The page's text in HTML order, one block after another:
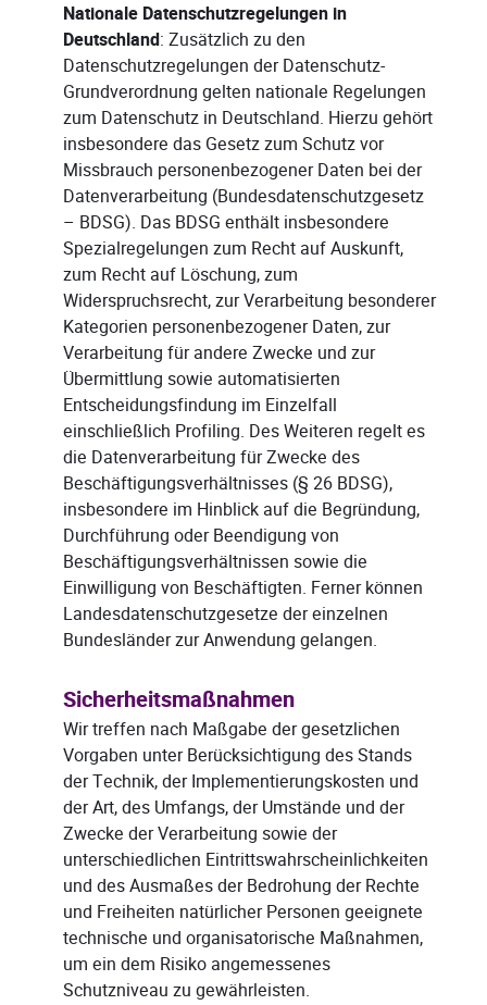
Nationale Datenschutzregelungen in
Deutschland: Zusätzlich zu den
Datenschutzregelungen der Datenschutz-
Grundverordnung gelten nationale Regelungen
zum Datenschutz in Deutschland. Hierzu gehört
insbesondere das Gesetz zum Schutz vor
Missbrauch personenbezogener Daten bei der
Datenverarbeitung (Bundesdatenschutzgesetz
– BDSG). Das BDSG enthält insbesondere
Spezialregelungen zum Recht auf Auskunft,
zum Recht auf Löschung, zum
Widerspruchsrecht, zur Verarbeitung besonderer
Kategorien personenbezogener Daten, zur
Verarbeitung für andere Zwecke und zur
Übermittlung sowie automatisierten
Entscheidungsfindung im Einzelfall
einschließlich Profiling. Des Weiteren regelt es
die Datenverarbeitung für Zwecke des
Beschäftigungsverhältnisses (§ 26 BDSG),
insbesondere im Hinblick auf die Begründung,
Durchführung oder Beendigung von
Beschäftigungsverhältnissen sowie die
Einwilligung von Beschäftigten. Ferner können
Landesdatenschutzgesetze der einzelnen
Bundesländer zur Anwendung gelangen.
Sicherheitsmaßnahmen
Wir treffen nach Maßgabe der gesetzlichen
Vorgaben unter Berücksichtigung des Stands
der Technik, der Implementierungskosten und
der Art, des Umfangs, der Umstände und der
Zwecke der Verarbeitung sowie der
unterschiedlichen Eintrittswahrscheinlichkeiten
und des Ausmaßes der Bedrohung der Rechte
und Freiheiten natürlicher Personen geeignete
technische und organisatorische Maßnahmen,
um ein dem Risiko angemessenes
Schutzniveau zu gewährleisten.